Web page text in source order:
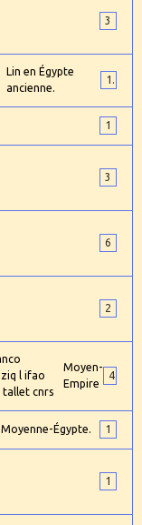
3
Lin en Égypte
ancienne.
1
1
3
6
2
Moyen-
Empire
Moyenne-Égypte. 1
1